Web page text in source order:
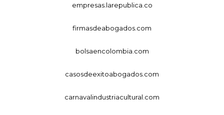
empresas.larepublica.co
firmasdeabogados.com
bolsaencolombia.com
casosdeexitoabogados.com
carnavalindustriacultural.com